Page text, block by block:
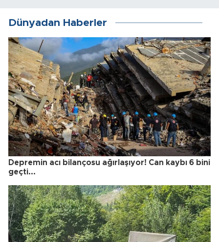
Dünyadan Haberler
Depremin acı bilançosu ağırlaşıyor! Can kaybı 6 bini
geçti...